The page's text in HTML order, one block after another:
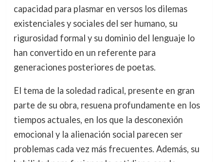
capacidad para plasmar en versos los dilemas
existenciales y sociales del ser humano, su
rigurosidad formal y su dominio del lenguaje lo
han convertido en un referente para
generaciones posteriores de poetas.
El tema de la soledad radical, presente en gran
parte de su obra, resuena profundamente en los
tiempos actuales, en los que la desconexión
emocional y la alienación social parecen ser
problemas cada vez más frecuentes. Además, su